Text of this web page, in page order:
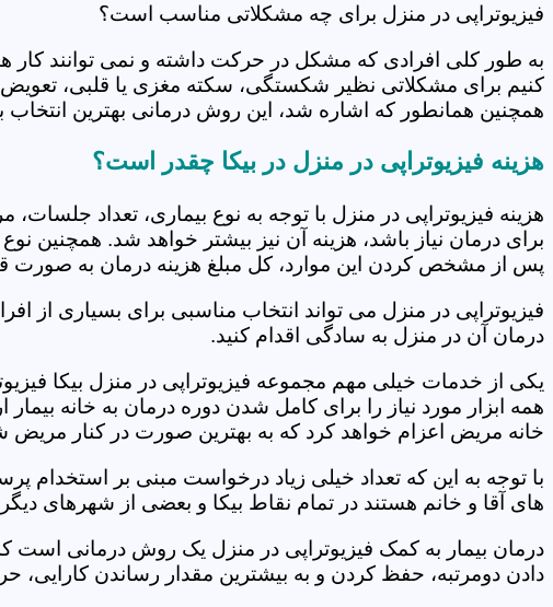
فیزیوتراپی در منزل برای چه مشکلاتی مناسب است؟
به طور کلی افرادی که مشکل در حرکت داشته و نمی توانند کار
کنیم برای مشکلاتی نظیر شکستگی، سکته مغزی یا قلبی،
همچنین همانطور که اشاره شد، این روش درمانی بهترین انتخاب
هزینه فیزیوتراپی در منزل در بیکا چقدر است؟
هزینه فیزیوتراپی در منزل با توجه به نوع بیماری، تعداد
برای درمان نیاز باشد، هزینه آن نیز بیشتر خواهد شد. همچنین
پس از مشخص کردن این موارد، کل مبلغ هزینه درمان به صورت
فیزیوتراپی در منزل می تواند انتخاب مناسبی برای بسیاری
درمان آن در منزل به سادگی اقدام کنید.
یکی از خدمات خیلی مهم مجموعه فیزیوتراپی در منزل بیکا
همه ابزار مورد نیاز را برای کامل شدن دوره درمان به خانه
خانه مریض اعزام خواهد کرد که به بهترین صورت در کنار مریض
با توجه به این که تعداد خیلی زیاد درخواست مبنی بر استخدام
های آقا و خانم هستند در تمام نقاط بیکا و بعضی از شهرهای
درمان بیمار به کمک فیزیوتراپی در منزل یک روش درمانی است
دادن دومرتبه، حفظ کردن و به بیشترین مقدار رساندن